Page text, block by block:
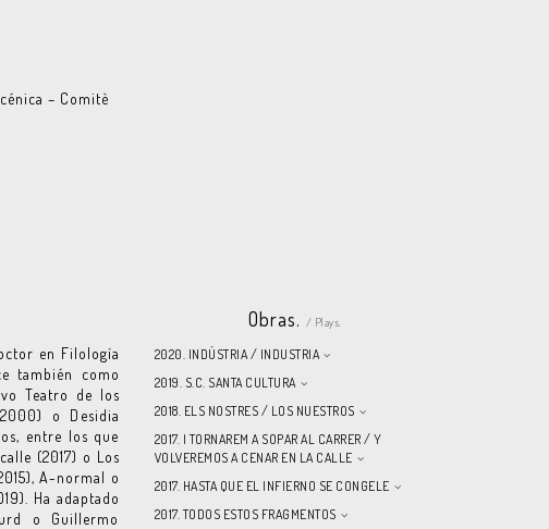
– Comitè
en Filología
también como
Teatro de los
o Desidia
entre los que
(2017) o Los
A-normal o
Ha adaptado
o Guillermo
Obras. / Plays.
2020. INDÚSTRIA / INDUSTRIA
2019. S.C. SANTA CULTURA
2018. ELS NOSTRES / LOS NUESTROS
2017. I TORNAREM A SOPAR AL CARRER / Y
VOLVEREMOS A CENAR EN LA CALLE
2017. HASTA QUE EL INFIERNO SE CONGELE
2017. TODOS ESTOS FRAGMENTOS